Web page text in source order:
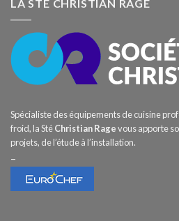
LA STÉ CHRISTIAN RAGE
Spécialiste des équipements de cuisine
froid, la StéChristian Ragevous apporte
projets, de l’étude à l’installation.
–